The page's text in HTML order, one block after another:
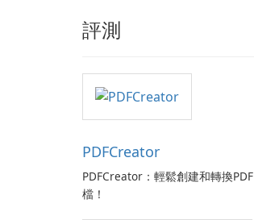
評測
PDFCreator
PDFCreator：輕鬆創建和轉換PDF
檔！